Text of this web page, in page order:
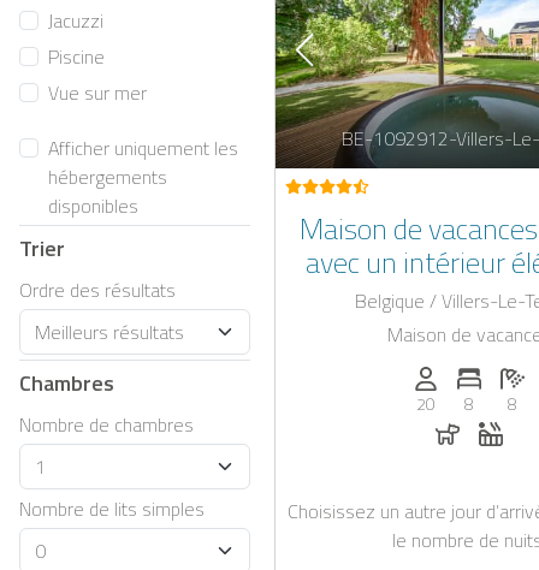
Jacuzzi
Piscine
Vue sur mer
Afficher uniquement les
hébergements
disponibles
Trier
Ordre des résultats
Chambres
Nombre de chambres
Nombre de lits simples
BE-1092912-Villers-
Maison de
avec un intérieur
jacuzzi extérieur à
Liège
Belgique / Villers-Le-
Maison de
Personnes
20
Nombre
8
8
Chiens
Choisissez un autre jour
le nombre de